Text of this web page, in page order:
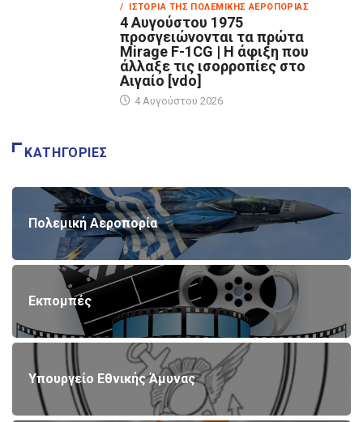
/ ΙΣΤΟΡΊΑ ΤΗΣ ΠΟΛΕΜΙΚΉΣ ΑΕΡΟΠΟΡΊΑΣ
4 Αυγούστου 1975
προσγειώνονται τα πρώτα
Mirage F-1CG | Η άφιξη που
άλλαξε τις ισορροπίες στο
Αιγαίο [vdo]
4 Αυγούστου 2026
ΚΑΤΗΓΟΡΊΕΣ
Πολεμική Αεροπορία
Εκπομπές
Υπουργείο Εθνικής Άμυνας